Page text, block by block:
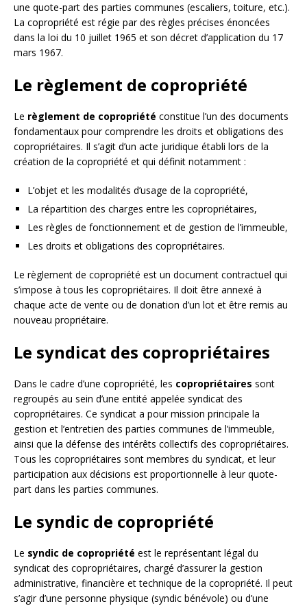
une quote-part des parties communes (escaliers, toiture, etc.).
La copropriété est régie par des règles précises énoncées
dans la loi du 10 juillet 1965 et son décret d’application du 17
mars 1967.
Le règlement de copropriété
Le règlement de copropriété constitue l’un des documents
fondamentaux pour comprendre les droits et obligations des
copropriétaires. Il s’agit d’un acte juridique établi lors de la
création de la copropriété et qui définit notamment :
L’objet et les modalités d’usage de la copropriété,
La répartition des charges entre les copropriétaires,
Les règles de fonctionnement et de gestion de l’immeuble,
Les droits et obligations des copropriétaires.
Le règlement de copropriété est un document contractuel qui
s’impose à tous les copropriétaires. Il doit être annexé à
chaque acte de vente ou de donation d’un lot et être remis au
nouveau propriétaire.
Le syndicat des copropriétaires
Dans le cadre d’une copropriété, les copropriétaires sont
regroupés au sein d’une entité appelée syndicat des
copropriétaires. Ce syndicat a pour mission principale la
gestion et l’entretien des parties communes de l’immeuble,
ainsi que la défense des intérêts collectifs des copropriétaires.
Tous les copropriétaires sont membres du syndicat, et leur
participation aux décisions est proportionnelle à leur quote-
part dans les parties communes.
Le syndic de copropriété
Le syndic de copropriété est le représentant légal du
syndicat des copropriétaires, chargé d’assurer la gestion
administrative, financière et technique de la copropriété. Il peut
s’agir d’une personne physique (syndic bénévole) ou d’une